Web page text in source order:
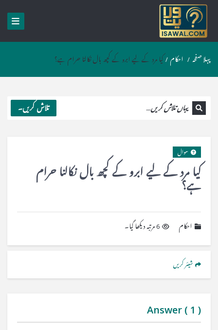
پہلا صفحہ / احکام / کیا مرد کے لیے ابرو کے کچھ بال نکالنا حرام ہے؟
تلاش کریں۔
کیا مرد کے لیے ابرو کے کچھ بال نکالنا حرام
ہے؟
سوال
احکام 6 مرتبہ دیکھا گیا۔
شیئر کریں
Answer ( 1 )